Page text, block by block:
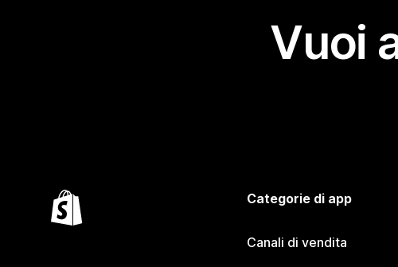
Vuoi
Categorie di app
Canali di vendita